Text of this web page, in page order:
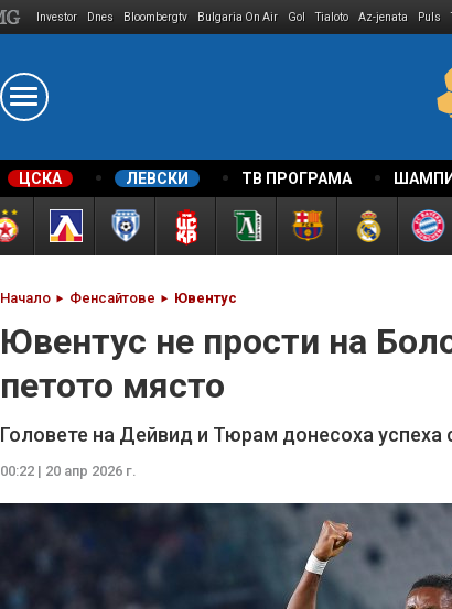
Investor Dnes Bloombergtv Bulgaria On Air Gol Tialoto Az-jenata Puls
ЦСКА ЛЕВСКИ ТВ ПРОГРАМА
Начало Фенсайтове Ювентус
Ювентус не прости на
петото място
Головете на Дейвид и Тюрам донесоха успеха
00:22 | 20 апр 2026 г.